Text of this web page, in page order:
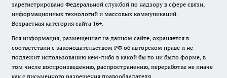
зарегистрировано Федеральной службой по надзору в сфере связи,
информационных технологий и массовых коммуникаций.
Возрастная категория сайта 16+.
Вся информация, размещенная на данном сайте, охраняется в
соответствии с законодательством РФ об авторском праве и не
подлежит использованию кем-либо в какой бы то ни было форме, в
том числе воспроизведению, распространению, переработке не иначе
как с письменного разрешения правообладателя.